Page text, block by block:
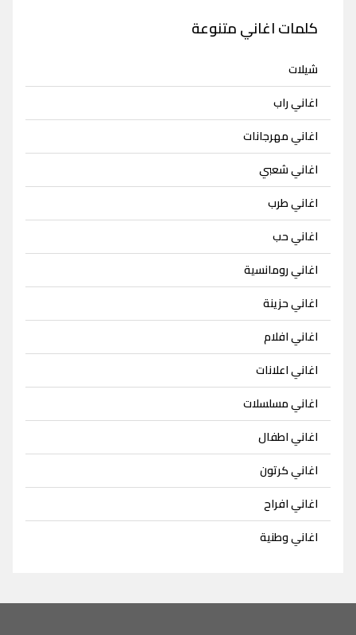
كلمات اغاني متنوعة
شيلات
اغاني راب
اغاني مهرجانات
اغاني شعبي
اغاني طرب
اغاني حب
اغاني رومانسية
اغاني حزينة
اغاني افلام
اغاني اعلانات
اغاني مسلسلات
اغاني اطفال
اغاني كرتون
اغاني افراح
اغاني وطنية